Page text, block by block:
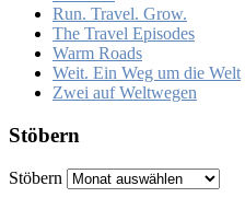
Run. Travel. Grow.
The Travel Episodes
Warm Roads
Weit. Ein Weg um die Welt
Zwei auf Weltwegen
Stöbern
Stöbern